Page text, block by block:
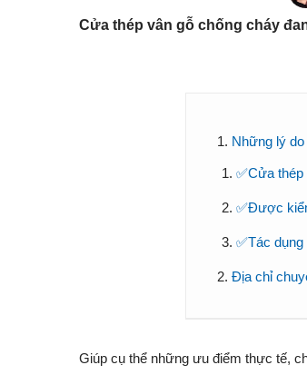
Cửa thép vân gỗ chống cháy
Những lý
✅Cửa
✅Được
✅Tác
Địa chỉ
Giúp cụ thể những ưu điểm thực tế,